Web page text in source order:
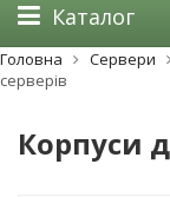
Головна Сервери
серверів
Корпуси
Каталог